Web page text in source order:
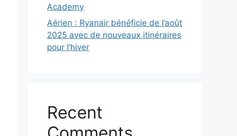
Academy
Aérien : Ryanair bénéficie de l’août
2025 avec de nouveaux itinéraires
pour l’hiver
Recent